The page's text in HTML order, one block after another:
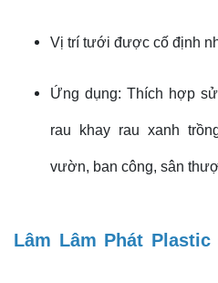
Vị trí tưới được cố định
Ứng dụng: Thích hợp
rau khay rau xanh
vườn, ban công, sân
Lâm Lâm Phát